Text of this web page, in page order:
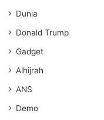
Dunia
Donald Trump
Gadget
Alhijrah
ANS
Demo